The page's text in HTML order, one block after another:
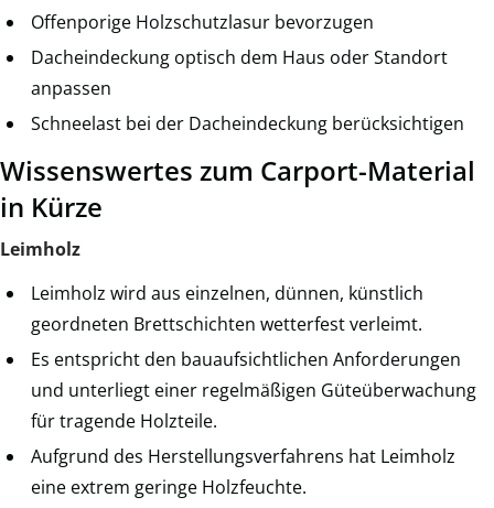
Offenporige Holzschutzlasur bevorzugen
Dacheindeckung optisch dem Haus oder Standort
anpassen
Schneelast bei der Dacheindeckung berücksichtigen
Wissenswertes zum Carport-Material
in Kürze
Leimholz
Leimholz wird aus einzelnen, dünnen, künstlich
geordneten Brettschichten wetterfest verleimt.
Es entspricht den bauaufsichtlichen Anforderungen
und unterliegt einer regelmäßigen Güteüberwachung
für tragende Holzteile.
Aufgrund des Herstellungsverfahrens hat Leimholz
eine extrem geringe Holzfeuchte.